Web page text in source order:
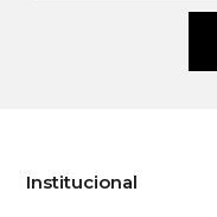
Institucional